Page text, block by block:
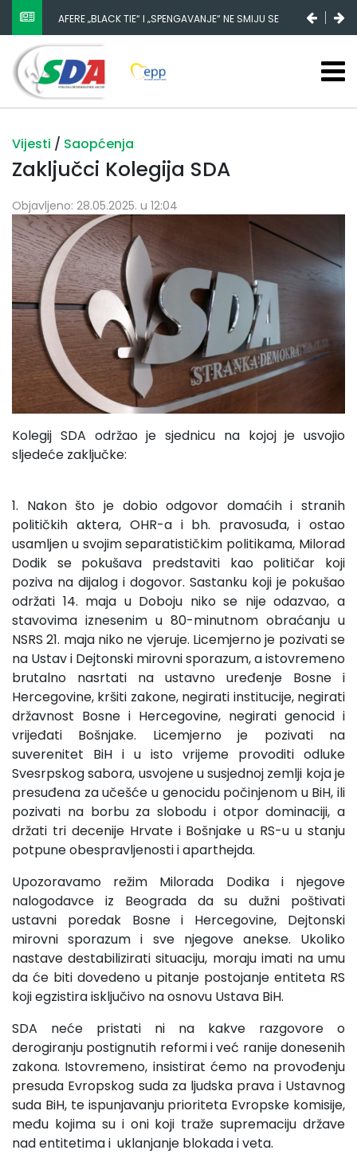
AFERE „BLACK TIE“ I „SPENGAVANJE“ NE SMIJU SE
ZATAŠKATI
Vijesti / Saopćenja
Zaključci Kolegija SDA
Objavljeno: 28.05.2025. u 12:04
Kolegij SDA održao je sjednicu na kojoj je usvojio
sljedeće zaključke:
1. Nakon što je dobio odgovor domaćih i stranih
političkih aktera, OHR-a i bh. pravosuđa, i ostao
usamljen u svojim separatističkim politikama, Milorad
Dodik se pokušava predstaviti kao političar koji
poziva na dijalog i dogovor. Sastanku koji je pokušao
održati 14. maja u Doboju niko se nije odazvao, a
stavovima iznesenim u 80-minutnom obraćanju u
NSRS 21. maja niko ne vjeruje. Licemjerno je pozivati se
na Ustav i Dejtonski mirovni sporazum, a istovremeno
brutalno nasrtati na ustavno uređenje Bosne i
Hercegovine, kršiti zakone, negirati institucije, negirati
državnost Bosne i Hercegovine, negirati genocid i
vrijeđati Bošnjake. Licemjerno je pozivati na
suverenitet BiH i u isto vrijeme provoditi odluke
Svesrpskog sabora, usvojene u susjednoj zemlji koja je
presuđena za učešće u genocidu počinjenom u BiH, ili
pozivati na borbu za slobodu i otpor dominaciji, a
držati tri decenije Hrvate i Bošnjake u RS-u u stanju
potpune obespravljenosti i aparthejda.
Upozoravamo režim Milorada Dodika i njegove
nalogodavce iz Beograda da su dužni poštivati
ustavni poredak Bosne i Hercegovine, Dejtonski
mirovni sporazum i sve njegove anekse. Ukoliko
nastave destabilizirati situaciju, moraju imati na umu
da će biti dovedeno u pitanje postojanje entiteta RS
koji egzistira isključivo na osnovu Ustava BiH.
SDA neće pristati ni na kakve razgovore o
derogiranju postignutih reformi i već ranije donesenih
zakona. Istovremeno, insistirat ćemo na provođenju
presuda Evropskog suda za ljudska prava i Ustavnog
suda BiH, te ispunjavanju prioriteta Evropske komisije,
među kojima su i oni koji traže supremaciju države
nad entitetima i uklanjanje blokada i veta.